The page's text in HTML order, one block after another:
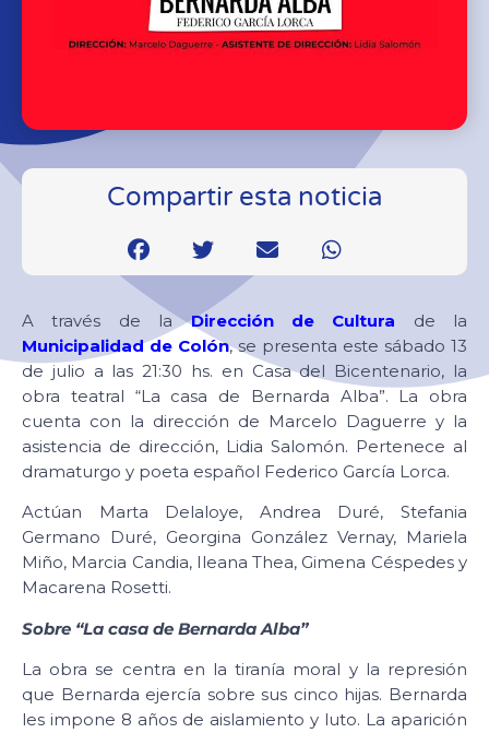
Compartir esta noticia
A través de laDirección de Cultura de la
Municipalidad de Colón, se presenta este sábado 13
de julio a las 21:30 hs. en Casa del Bicentenario, la
obra teatral “La casa de Bernarda Alba”. La obra
cuenta con la dirección de Marcelo Daguerre y la
asistencia de dirección, Lidia Salomón. Pertenece al
dramaturgo y poeta español Federico García Lorca.
Actúan Marta Delaloye, Andrea Duré, Stefania
Germano Duré, Georgina González Vernay, Mariela
Miño, Marcia Candia, Ileana Thea, Gimena Céspedes y
Macarena Rosetti.
Sobre “La casa de Bernarda Alba”
La obra se centra en la tiranía moral y la represión
que Bernarda ejercía sobre sus cinco hijas. Bernarda
les impone 8 años de aislamiento y luto. La aparición